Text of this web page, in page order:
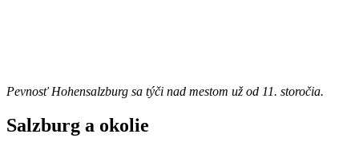
Pevnosť Hohensalzburg sa týči nad mestom už od 11. storočia.
Salzburg a okolie